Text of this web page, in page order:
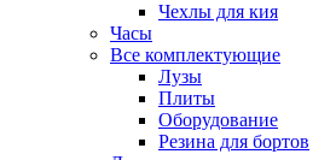
Чехлы для кия
Часы
Все комплектующие
Лузы
Плиты
Оборудование
Резина для бортов